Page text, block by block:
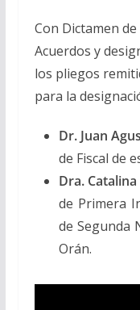
Con Dictamen
Acuerdos y
los pliegos
para la
Dr. Juan
de Fiscal de
Dra.
de Primera
de Segunda
Orán.